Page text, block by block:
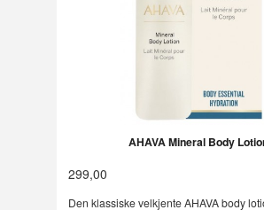
AHAVA Mineral Body
299,00
Den klassiske velkjente AHAVA body